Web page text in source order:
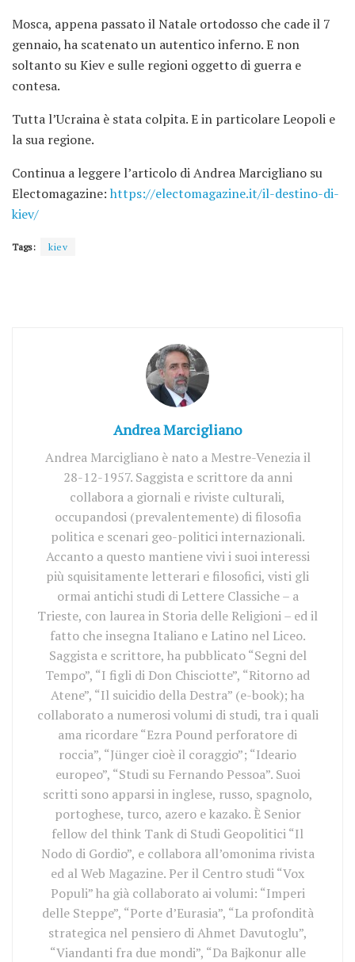
Mosca, appena passato il Natale ortodosso che cade il 7
gennaio, ha scatenato un autentico inferno. E non
soltanto su Kiev e sulle regioni oggetto di guerra e
contesa.
Tutta l’Ucraina è stata colpita. E in particolare Leopoli e
la sua regione.
Continua a leggere l’articolo di Andrea Marcigliano su
Electomagazine: https://electomagazine.it/il-destino-di-
kiev/
Tags: kiev
Andrea Marcigliano
Andrea Marcigliano è nato a Mestre-Venezia il
28-12-1957. Saggista e scrittore da anni
collabora a giornali e riviste culturali,
occupandosi (prevalentemente) di filosofia
politica e scenari geo-politici internazionali.
Accanto a questo mantiene vivi i suoi interessi
più squisitamente letterari e filosofici, visti gli
ormai antichi studi di Lettere Classiche – a
Trieste, con laurea in Storia delle Religioni – ed il
fatto che insegna Italiano e Latino nel Liceo.
Saggista e scrittore, ha pubblicato “Segni del
Tempo”, “I figli di Don Chisciotte”, “Ritorno ad
Atene”, “Il suicidio della Destra” (e-book); ha
collaborato a numerosi volumi di studi, tra i quali
ama ricordare “Ezra Pound perforatore di
roccia”, “Jünger cioè il coraggio”; “Ideario
europeo”, “Studi su Fernando Pessoa”. Suoi
scritti sono apparsi in inglese, russo, spagnolo,
portoghese, turco, azero e kazako. È Senior
fellow del think Tank di Studi Geopolitici “Il
Nodo di Gordio”, e collabora all’omonima rivista
ed al Web Magazine. Per il Centro studi “Vox
Populi” ha già collaborato ai volumi: “Imperi
delle Steppe”, “Porte d’Eurasia”, “La profondità
strategica nel pensiero di Ahmet Davutoglu”,
“Viandanti fra due mondi”, “Da Bajkonur alle